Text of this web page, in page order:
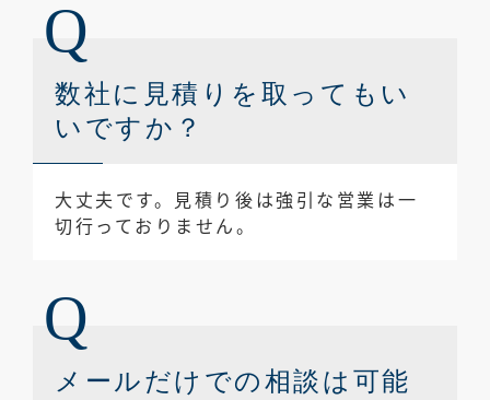
数社に見積りを取ってもい
いですか？
大丈夫です。見積り後は強引な営業は一
切行っておりません。
メールだけでの相談は可能